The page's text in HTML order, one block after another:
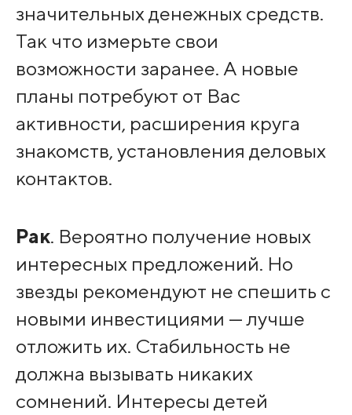
значительных денежных средств.
Так что измерьте свои
возможности заранее. А новые
планы потребуют от Вас
активности, расширения круга
знакомств, установления деловых
контактов.
Рак. Вероятно получение новых
интересных предложений. Но
звезды рекомендуют не спешить с
новыми инвестициями — лучше
отложить их. Стабильность не
должна вызывать никаких
сомнений. Интересы детей